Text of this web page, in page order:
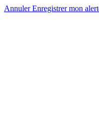
AnnulerEnregistrer mon